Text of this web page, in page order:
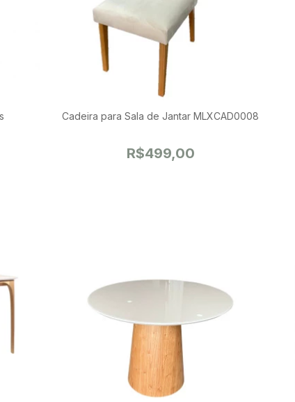
Cadeira para Sala de Jantar MLXCAD0008
R$499,00